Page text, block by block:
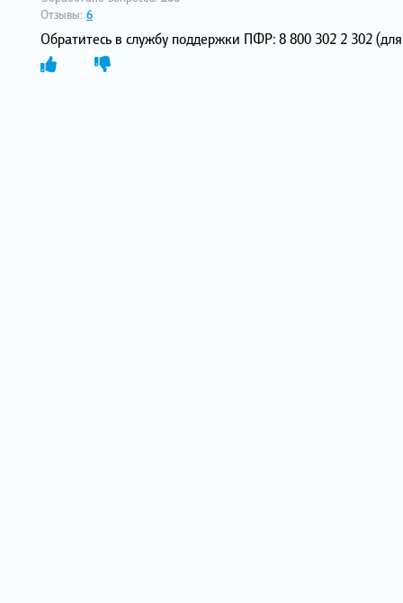
Отзывы: 6
Обратитесь в службу поддержки ПФР: 8 800 302 2 302